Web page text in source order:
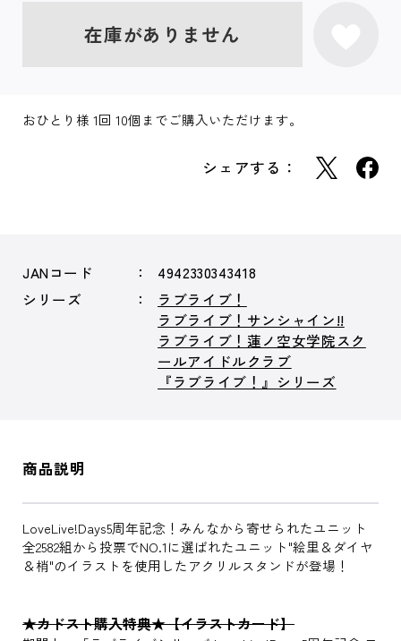
在庫がありません
おひとり様 1回 10個までご購入いただけます。
シェアする：
JANコード
4942330343418
シリーズ
ラブライブ！
ラブライブ！サンシャイン!!
ラブライブ！蓮ノ空女学院スク
ールアイドルクラブ
『ラブライブ！』シリーズ
商品説明
LoveLive!Days5周年記念！みんなから寄せられたユニット
全2582組から投票でNO.1に選ばれたユニット"絵里＆ダイヤ
＆梢"のイラストを使用したアクリルスタンドが登場！
★カドスト購入特典★【イラストカード】